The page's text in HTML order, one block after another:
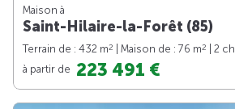
Maison à
Saint-Hilaire-la-Forêt (85)
Terrain de : 432 m2 | Maison de : 76 m2
| 2 ch.
à partir de 223 491 €